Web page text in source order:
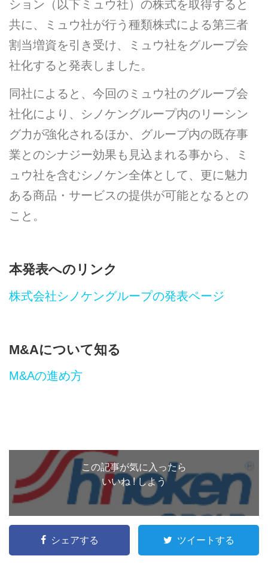
ション（以下ミュウ社）の株式を取得すると
共に、ミュウ社が行う種類株式による第三者
割当増資を引き受け、ミュウ社をグループ会
社化すると発表しました。
同社によると、今回のミュウ社のグループ会
社化により、シノケングループ内のリーシン
グ力が強化されるほか、グループ内の既存事
業とのシナジー効果も見込まれる事から、ミ
ュウ社を含むシノケン全体として、更に魅力
ある商品・サービスの提供が可能となるとの
こと。
本発表へのリンク
株式会社シノケングループの発表ページ
M&Aについて知る
M&Aの進め方
この記事が気に入ったら
いいね ! しよう
シェアする ツイートする